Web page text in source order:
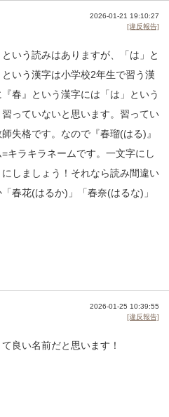
2026-01-21 19:10:27
[違反報告]
いう読みはありますが、「は」と
いう漢字は小学校2年生で習う漢
春』という漢字には「は」という
っていないと思います。習ってい
失格です。なので『春瑠(はる)』
キラキラネームです。一文字にし
しましょう！それなら読み間違い
春花(はるか)」「春奈(はるな)」
2026-01-25 10:39:55
[違反報告]
良い名前だと思います！